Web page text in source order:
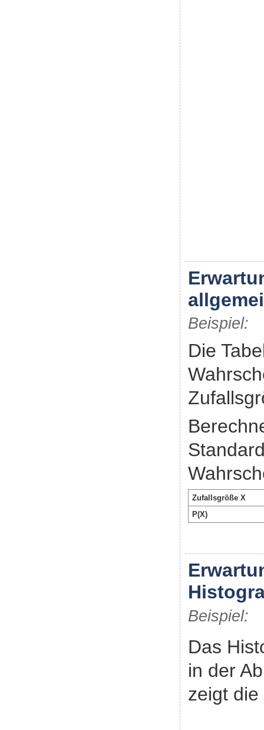
Beispiel:
Die
Zufallsgröße X
P(X)
Beispiel:
Das
in der
zeigt die